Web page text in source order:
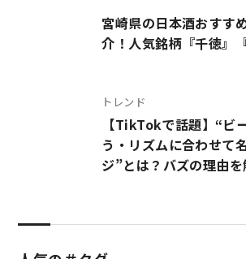
宮崎県の日本酒おすす
介！人気銘柄『千徳』
トレンド
【TikTokで話題】“ビ
う・リズムに合わせて
ジ”とは？バズの理由を